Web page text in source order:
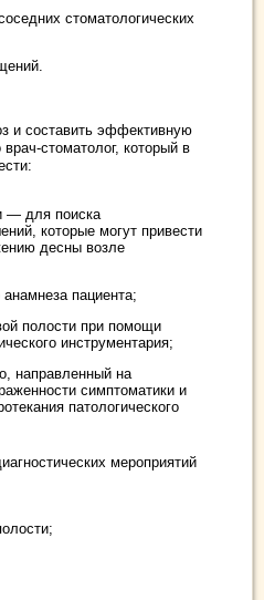
стоматологических
и составить эффективную
стоматолог, который в
— для поиска
которые могут привести
десны возле
пациента;
полости при помощи
инструментария;
направленный на
симптоматики и
патологического
мероприятий